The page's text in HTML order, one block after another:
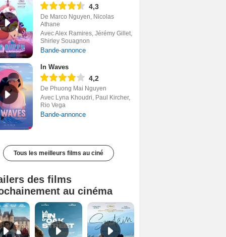
4,3
De Marco Nguyen, Nicolas
Athane
Avec Alex Ramires, Jérémy Gillet,
Shirley Souagnon
Bande-annonce
In Waves
4,2
De Phuong Mai Nguyen
Avec Lyna Khoudri, Paul Kircher,
Rio Vega
Bande-annonce
Tous les meilleurs films au ciné
des films
au cinéma
Tombé du ciel Bande-annonce VF La fin d’Oak Street Bande-annonce VO STFR